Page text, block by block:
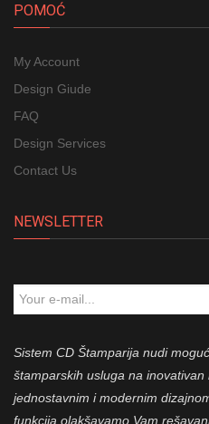
POMOĆ
My Account
Design Giude
FAQ
Design Services
Contact Us
NEWSLETTER
Sistem CD Štamparija nudi
štamparskih usluga na inovativan
jednostavnim i modernim
funkcija olakšavamo Vam reš